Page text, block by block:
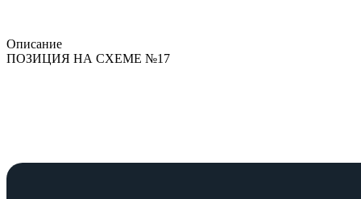
Описание
ПОЗИЦИЯ НА СХЕМЕ №17